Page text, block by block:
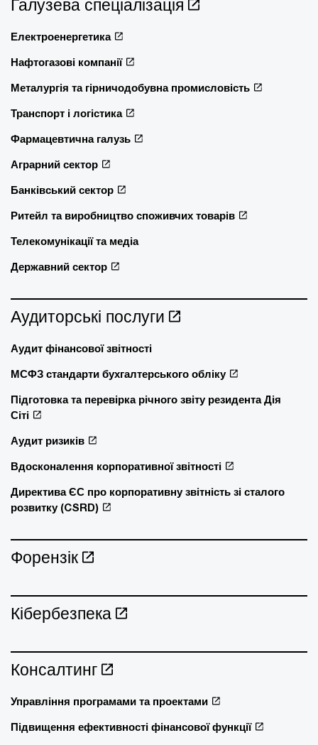
Галузева спеціалізація
Електроенергетика
Нафтогазові компанії
Металургія та гірничодобувна промисловість
Транспорт і логістика
Фармацевтична галузь
Аграрний сектор
Банківський сектор
Ритейл та виробництво споживчих товарів
Телекомунікації та медіа
Державний сектор
Аудиторські послуги
Аудит фінансової звітності
МСФЗ стандарти бухгалтерського обліку
Підготовка та перевірка річного звіту резидента Дія
Сіті
Аудит ризиків
Вдосконалення корпоративної звітності
Директива ЄС про корпоративну звітність зі сталого
розвитку (CSRD)
Форензік
Кібербезпека
Консалтинг
Управління програмами та проектами
Підвищення ефективності фінансової функції